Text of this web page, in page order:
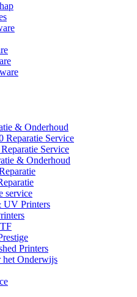
& Onderhoud
Reparatie Service
Service
& Onderhoud
service
Printers
Printers
het Onderwijs